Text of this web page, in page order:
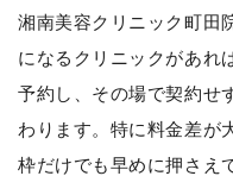
湘南美容クリニック町田
になるクリニックがあれ
予約し、その場で契約せ
わります。特に料金差が
枠だけでも早めに押さえ